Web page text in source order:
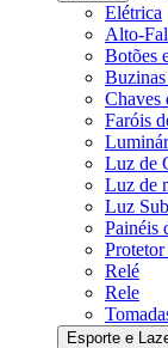
Elétrica
Alto-
Botões
Chaves
Faróis
Luz de
Luz de
Luz
Painéis
Relé
Rele
Esporte e